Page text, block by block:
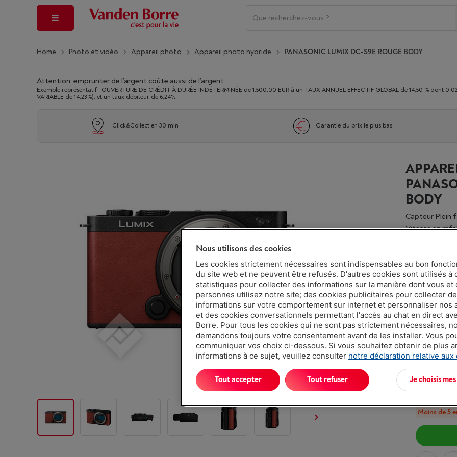
Home Photo et vidéo Appareil photo Appareil photo hybride PANASONIC LUMIX DC-S9E ROUGE BODY
Attention, emprunter de l’argent coûte aussi de l’argent.
Exemple représentatif : OUVERTURE DE CRÉDIT À DURÉE INDÉTERMINÉE de 1.500,00 EUR à un TAUX ANNUEL EFFECTIF GLOBAL de 14,50 %
VARIABLE de 14,23%), et un taux débiteur de 6,24%.
Click&Collect en 30 min Garantie du prix le plus bas
BODY
Capteur Plein
Vitesse en
5 ans
2 ans
Livré
€
Ou 24
Taux
Moins de 5
Nous utilisons des cookies
Les cookies strictement nécessaires sont indispensables au bon
du site web et ne peuvent être refusés. D'autres cookies sont utilisés à
statistiques pour collecter des informations sur la manière dont vous et
personnes utilisez notre site; des cookies publicitaires pour collecter
informations sur votre comportement sur internet et personnaliser nos
et des cookies conversationnels permettant l'accès au chat en direct
Borre. Pour tous les cookies qui ne sont pas strictement nécessaires,
demandons toujours votre consentement avant de les installer. Vous
communiquer vos choix ci-dessous. Si vous souhaitez obtenir de plus
informations à ce sujet, veuillez consulter notre déclaration relative aux
Je choisis
Tout refuser
Tout accepter